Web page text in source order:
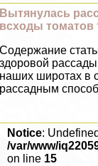
Вытянулась
всходы томатов
Содержание
здоровой
наших широтах в
рассадным
Notice:
/var/www/
on line 15